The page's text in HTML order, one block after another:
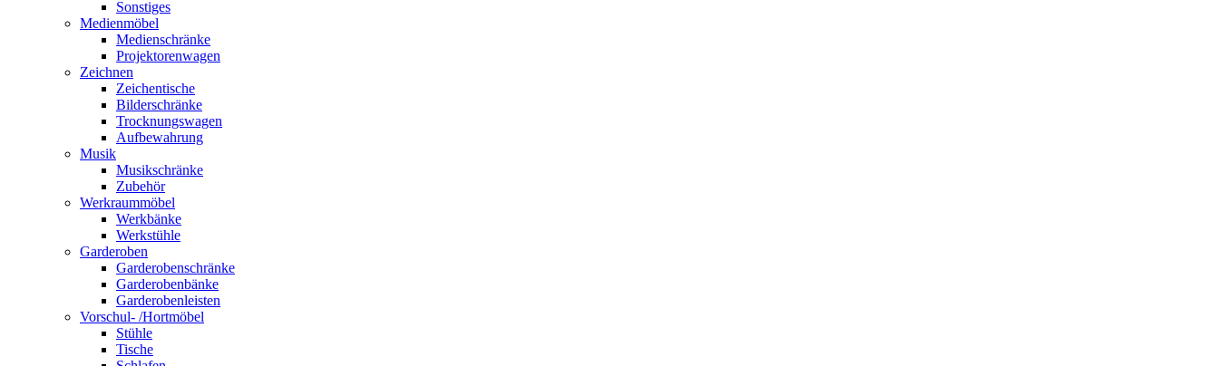
Sonstiges
Medienmöbel
Medienschränke
Projektorenwagen
Zeichnen
Zeichentische
Bilderschränke
Trocknungswagen
Aufbewahrung
Musik
Musikschränke
Zubehör
Werkraummöbel
Werkbänke
Werkstühle
Garderoben
Garderobenschränke
Garderobenbänke
Garderobenleisten
Vorschul- /Hortmöbel
Stühle
Tische